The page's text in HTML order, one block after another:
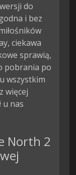
do
i bez
ciekawa
sprawią,
pobrania po
wszystkim
więcej
u nas
North 2